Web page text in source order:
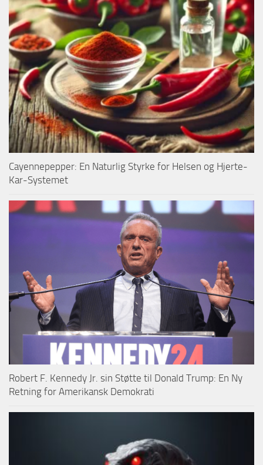
Cayennepepper: En Naturlig Styrke for Helsen og Hjerte-
Kar-Systemet
Robert F. Kennedy Jr. sin Støtte til Donald Trump: En Ny
Retning for Amerikansk Demokrati